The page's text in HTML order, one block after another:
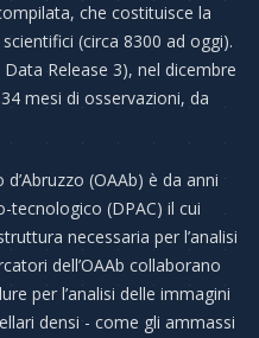
che costituisce la
(circa 8300 ad oggi).
Release 3), nel dicembre
mesi di osservazioni, da
(OAAb) è da anni
(DPAC) il cui
necessaria per l’analisi
dell’OAAb collaborano
per l’analisi delle immagini
densi - come gli ammassi